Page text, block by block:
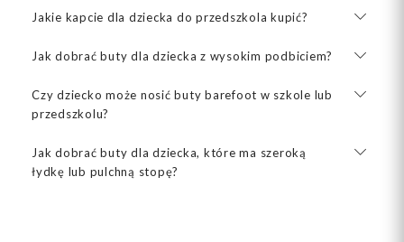
Jakie kapcie dla dziecka do przedszkola kupić?
Jak dobrać buty dla dziecka z wysokim podbiciem?
Czy dziecko może nosić buty barefoot w szkole lub
przedszkolu?
Jak dobrać buty dla dziecka, które ma szeroką
łydkę lub pulchną stopę?